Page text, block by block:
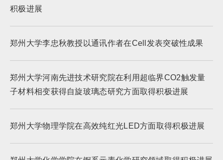
积极进展
郑州大学李忠秋教授以通讯作者在Cell发表突破性成果
郑州大学河南先进技术研究院在利用超临界CO2触发量
子材料相变获得自旋玻璃态研究方面取得积极进展
郑州大学物理学院在高效纯红光LED方面取得积极进展